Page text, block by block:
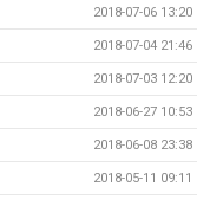
2018-07-06 13:20
2018-07-04 21:46
2018-07-03 12:20
2018-06-27 10:53
2018-06-08 23:38
2018-05-11 09:11